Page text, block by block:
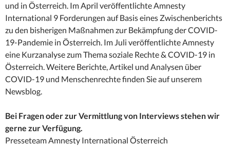
und in Österreich. Im April veröffentlichte Amnesty
International 9 Forderungen auf Basis eines Zwischenberichts
zu den bisherigen Maßnahmen zur Bekämpfung der COVID-
19-Pandemie in Österreich. Im Juli veröffentlichte Amnesty
eine Kurzanalyse zum Thema soziale Rechte & COVID-19 in
Österreich. Weitere Berichte, Artikel und Analysen über
COVID-19 und Menschenrechte finden Sie auf unserem
Newsblog.
Bei Fragen oder zur Vermittlung von Interviews stehen wir
gerne zur Verfügung.
Presseteam Amnesty International Österreich